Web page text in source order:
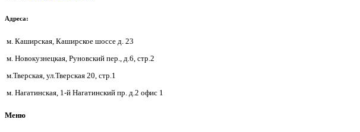
Адреса:
м. Каширская, Каширское шоссе д. 23
м. Новокузнецкая, Руновский пер., д.6, стр.2
м.Тверская, ул.Тверская 20, стр.1
м. Нагатинская, 1-й Нагатинский пр. д.2 офис 1
Меню